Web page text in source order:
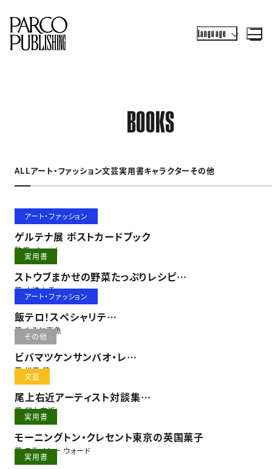
Language
BOOKS
ALLアート・ファッション文芸実用書キャラクターその他
アート・ファッション
ゲルテナ展 ポストカードブック
監修 kouri
実用書
ストウブまかせの野菜たっぷりレシピ
～1食200gの野菜をラクラク摂取！～
著 大橋由香
アート・ファッション
飯テロ！スペシャリテ
もみじ真魚ポストカードブック
著 もみじ真魚
その他
ビバマツケンサンバオ・レ
World Cards Collection
著 松平 健
文芸
尾上右近アーティスト対談集
右近vs8人
著 尾上右近
実用書
モーニングトン・クレセント東京の英国菓子
著 ステイシー ウォード
実用書